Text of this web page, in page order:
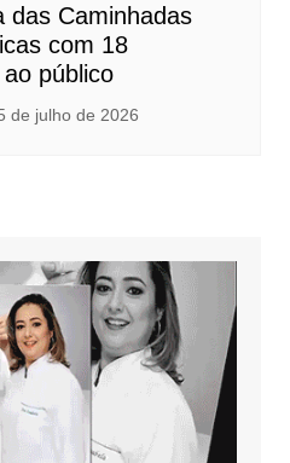
das Caminhadas
com 18
público
de julho de 2026